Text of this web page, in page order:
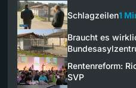
Schlagzeilen1
Braucht es
Rentenreform:
SVP